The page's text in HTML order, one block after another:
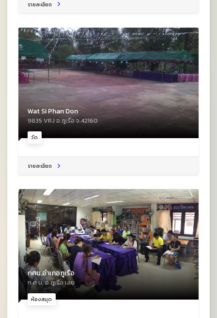
รายละเอียด
วัด
Wat Si Phan Don
9835 VRJ อ.ภูเรือ จ.42160
รายละเอียด
ห้องสมุด
กศน.อำเภอภูเรือ
ก ศ น, อ.ภูเรือ เลย